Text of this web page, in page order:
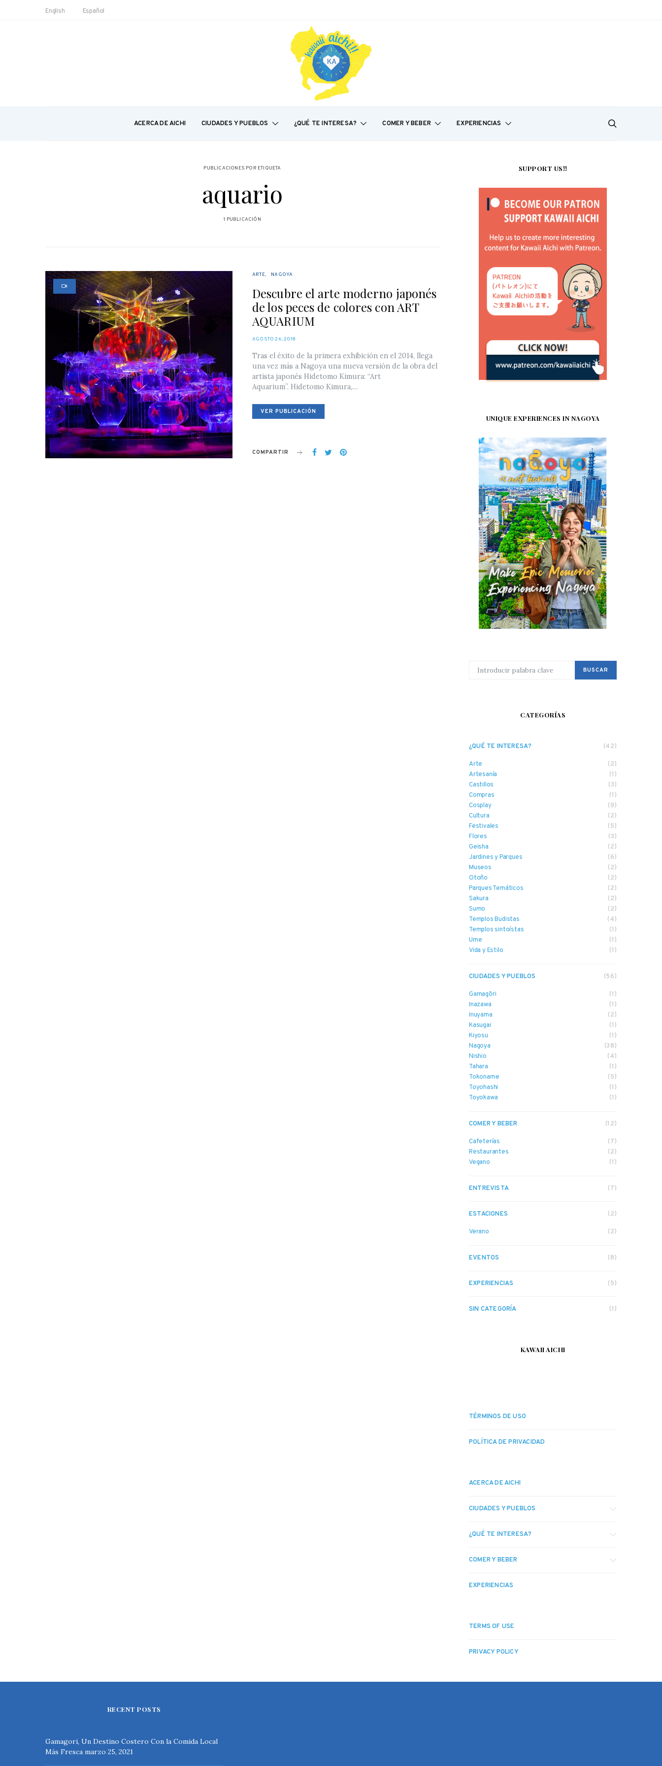
English Español
ACERCA DE AICHI CIUDADES Y PUEBLOS ¿QUÉ TE INTERESA? COMER Y BEBER EXPERIENCIAS
PUBLICACIONES POR ETIQUETA
aquario
1 PUBLICACIÓN
ARTE NAGOYA
Descubre el arte moderno japonés
de los peces de colores con ART
AQUARIUM
POSTED
AGOSTO 26, 2018
Tras el éxito de la primera exhibición en el 2014, llega
una vez más a Nagoya una nueva versión de la obra del
artista japonés Hidetomo Kimura: “Art
Aquarium”. Hidetomo Kimura,…
VER PUBLICACIÓN
COMPARTIR
SUPPORT US!!
UNIQUE EXPERIENCES IN NAGOYA
BUSCAR
CATEGORÍAS
¿QUÉ TE INTERESA? (42)
Arte
(2)
Artesanía
(1)
Castillos
(3)
Compras
(1)
Cosplay
(9)
Cultura
(2)
Festivales
(5)
Flores
(3)
Geisha
(2)
Jardines y Parques
(6)
Museos
(2)
Otoño
(2)
Parques Temáticos
(2)
Sakura
(2)
Sumo
(2)
Templos Budistas
(4)
Templos sintoístas
(1)
Ume
(1)
Vida y Estilo
(1)
CIUDADES Y PUEBLOS (56)
Gamagōri
(1)
Inazawa
(1)
Inuyama
(2)
Kasugai
(1)
Kiyosu
(1)
Nagoya
(38)
Nishio
(4)
Tahara
(1)
Tokoname
(5)
Toyohashi
(1)
Toyokawa
(1)
COMER Y BEBER (12)
Cafeterías
(7)
Restaurantes
(2)
Vegano
(1)
ENTREVISTA (7)
ESTACIONES (2)
Verano (2)
EVENTOS (8)
EXPERIENCIAS (5)
SIN CATEGORÍA (1)
KAWAII AICHI
TÉRMINOS DE USO
POLÍTICA DE PRIVACIDAD
ACERCA DE AICHI
CIUDADES Y PUEBLOS
¿QUÉ TE INTERESA?
COMER Y BEBER
EXPERIENCIAS
TERMS OF USE
PRIVACY POLICY
RECENT POSTS
Gamagori, Un Destino Costero Con la Comida Local
Más Fresca marzo 25, 2021